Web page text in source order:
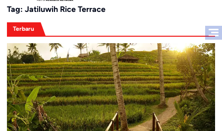
Tag: Jatiluwih Rice Terrace
Terbaru